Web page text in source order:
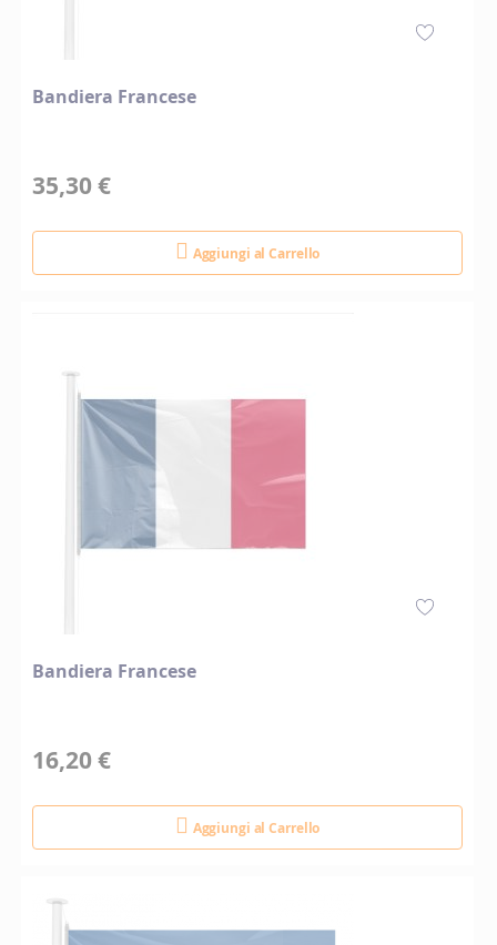
Bandiera Francese
35,30 €
Aggiungi al Carrello
Bandiera Francese
16,20 €
Aggiungi al Carrello